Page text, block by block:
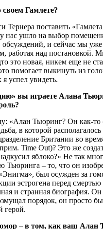
Гамлете?
Тернера поставить
у нас ушло на выбор
обсуждений, и сейчас мы
работая над постановкой.
это новая, никем еще не
помогает выкинуть из
успел увидеть.
вы играете Алана
«Алан Тьюринг? Он как-то
в которой располагалось
Британии во
Time Out)? Это же
яблоко?» Не так
Тьюринга – то, что он
был осужден за
эстрогена перед
и странная биография. Он
порядок, он просто
герой.
– в том, как ваш Алан